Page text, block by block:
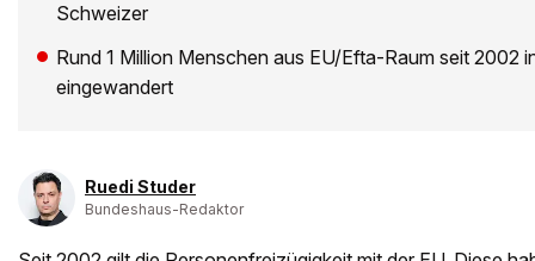
Schweizer
Rund 1 Million Menschen aus EU/Efta-Raum seit 2002
eingewandert
Ruedi Studer
Bundeshaus-Redaktor